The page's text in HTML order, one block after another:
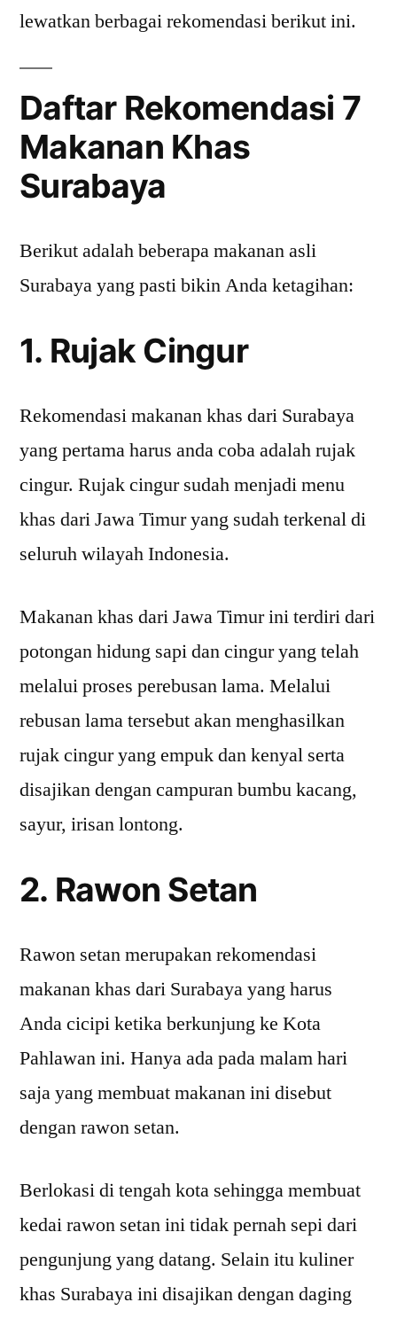
lewatkan berbagai rekomendasi berikut ini.
Daftar Rekomendasi 7
Makanan Khas
Surabaya
Berikut adalah beberapa makanan asli
Surabaya yang pasti bikin Anda ketagihan:
1. Rujak Cingur
Rekomendasi makanan khas dari Surabaya
yang pertama harus anda coba adalah rujak
cingur. Rujak cingur sudah menjadi menu
khas dari Jawa Timur yang sudah terkenal di
seluruh wilayah Indonesia.
Makanan khas dari Jawa Timur ini terdiri dari
potongan hidung sapi dan cingur yang telah
melalui proses perebusan lama. Melalui
rebusan lama tersebut akan menghasilkan
rujak cingur yang empuk dan kenyal serta
disajikan dengan campuran bumbu kacang,
sayur, irisan lontong.
2. Rawon Setan
Rawon setan merupakan rekomendasi
makanan khas dari Surabaya yang harus
Anda cicipi ketika berkunjung ke Kota
Pahlawan ini. Hanya ada pada malam hari
saja yang membuat makanan ini disebut
dengan rawon setan.
Berlokasi di tengah kota sehingga membuat
kedai rawon setan ini tidak pernah sepi dari
pengunjung yang datang. Selain itu kuliner
khas Surabaya ini disajikan dengan daging